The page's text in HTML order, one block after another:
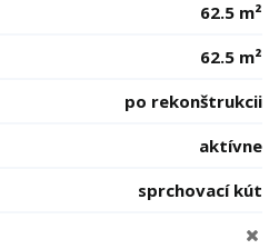
62.5 m²
62.5 m²
po rekonštrukcii
aktívne
sprchovací kút